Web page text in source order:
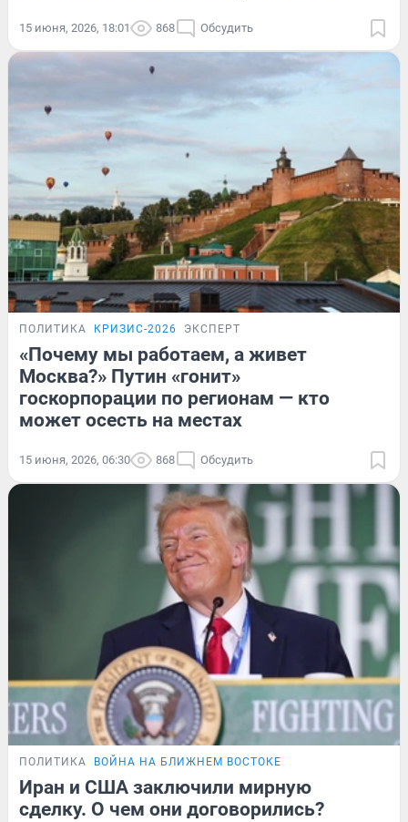
15 июня, 2026, 18:01 868 Обсудить
ПОЛИТИКА КРИЗИС-2026 ЭКСПЕРТ
«Почему мы работаем, а живет
Москва?» Путин «гонит»
госкорпорации по регионам — кто
может осесть на местах
15 июня, 2026, 06:30 868 Обсудить
ПОЛИТИКА ВОЙНА НА БЛИЖНЕМ ВОСТОКЕ
Иран и США заключили мирную
сделку. О чем они договорились?